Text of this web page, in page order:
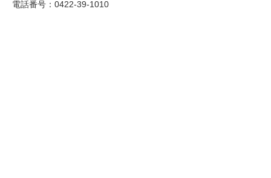
電話番号：0422-39-1010